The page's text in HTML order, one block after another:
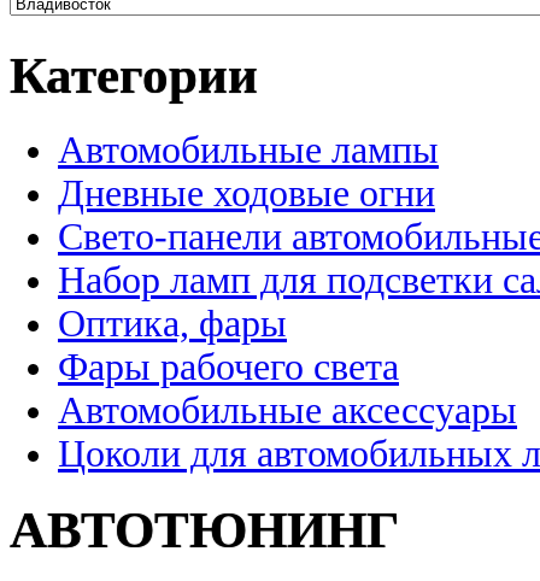
Категории
Автомобильные лампы
Дневные ходовые огни
Свето-панели
Набор ламп для подсветки
Оптика, фары
Фары рабочего света
Автомобильные аксессуары
Цоколи для автомобильных
АВТОТЮНИНГ